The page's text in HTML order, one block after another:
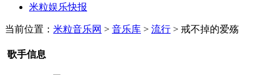
米粒娱乐快报
当前位置： 米粒音乐网 > 音乐库 > 流行 > 戒不掉的爱殇
歌手信息